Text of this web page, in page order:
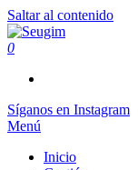
Saltar al contenido
0
Síganos en Instagram
Menú
Inicio